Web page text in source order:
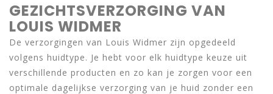
GEZICHTSVERZORGING VAN
LOUIS WIDMER
De verzorgingen van Louis Widmer zijn opgedeeld
volgens huidtype. Je hebt voor elk huidtype keuze uit
verschillende producten en zo kan je zorgen voor een
optimale dagelijkse verzorging van je huid zonder een